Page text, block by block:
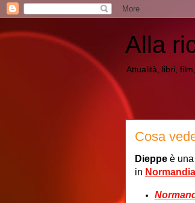
Alla
Attualità, libri,
Cosa
Dieppe è
in Normandia